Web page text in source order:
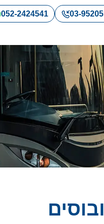
03-
052-2424541